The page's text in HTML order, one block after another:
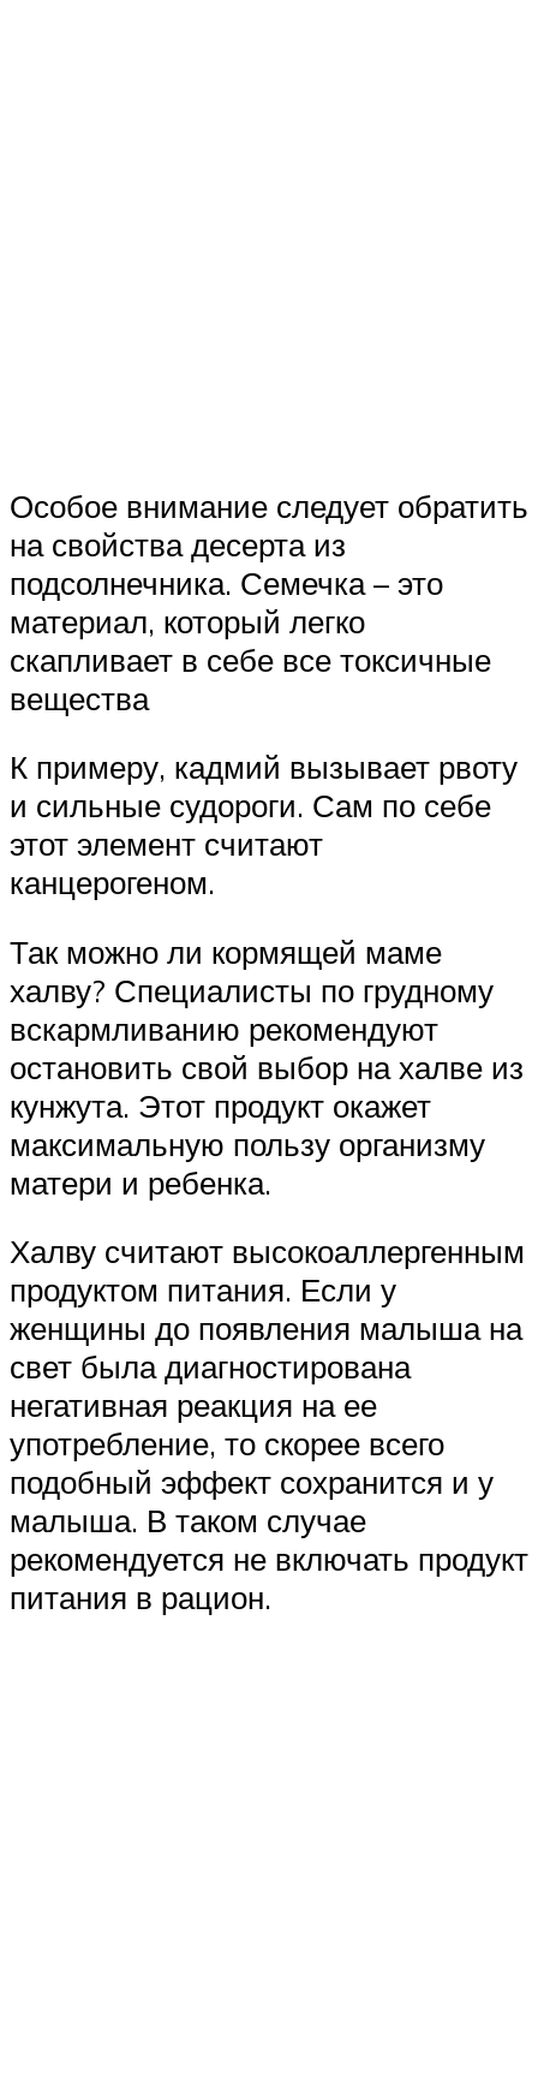
Особое внимание следует обратить
на свойства десерта из
подсолнечника. Семечка – это
материал, который легко
скапливает в себе все токсичные
вещества
К примеру, кадмий вызывает рвоту
и сильные судороги. Сам по себе
этот элемент считают
канцерогеном.
Так можно ли кормящей маме
халву? Специалисты по грудному
вскармливанию рекомендуют
остановить свой выбор на халве из
кунжута. Этот продукт окажет
максимальную пользу организму
матери и ребенка.
Халву считают высокоаллергенным
продуктом питания. Если у
женщины до появления малыша на
свет была диагностирована
негативная реакция на ее
употребление, то скорее всего
подобный эффект сохранится и у
малыша. В таком случае
рекомендуется не включать продукт
питания в рацион.